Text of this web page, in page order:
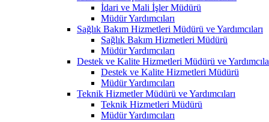
İdari ve Mali İşler Müdürü
Müdür Yardımcıları
Sağlık Bakım Hizmetleri Müdürü ve Yardımcıları
Sağlık Bakım Hizmetleri Müdürü
Müdür Yardımcıları
Destek ve Kalite Hizmetleri Müdürü ve
Destek ve Kalite Hizmetleri Müdürü
Müdür Yardımcıları
Teknik Hizmetler Müdürü ve Yardımcıları
Teknik Hizmetleri Müdürü
Müdür Yardımcıları